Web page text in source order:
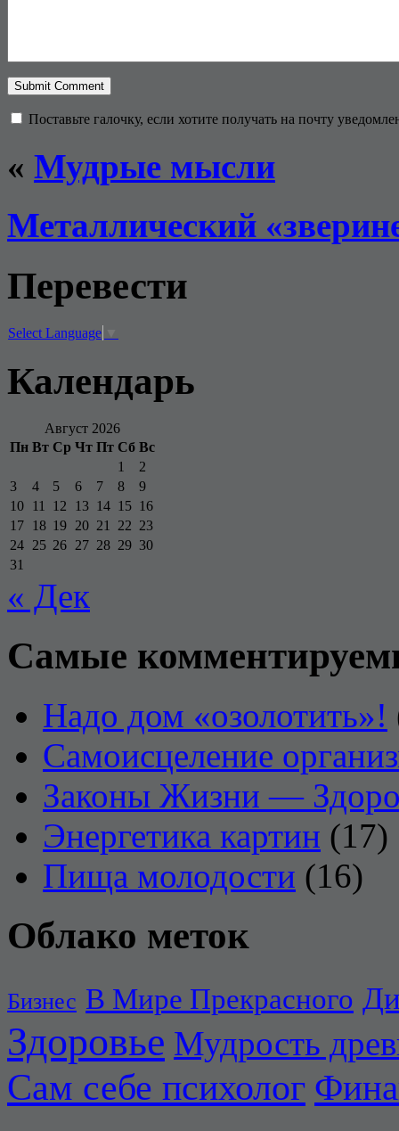
Поставьте галочку, если хотите получать на почту
« Мудрые мысли
Металлический
Перевести
Select Language
Календарь
Август 2026
Пн Вт Ср Чт Пт Сб Вс
1
2
3
4 5 6 7 8
9
10 11 12 13 14 15 16
17 18 19 20 21 22 23
24 25 26 27 28 29 30
31
« Дек
Самые
Надо дом «озолотить»!
Самоисцеление
Законы Жизни —
Энергетика картин (17)
Пища молодости (16)
Облако меток
Бизнес В Мире Прекрасного
Здоровье Мудрость
Сам себе психолог